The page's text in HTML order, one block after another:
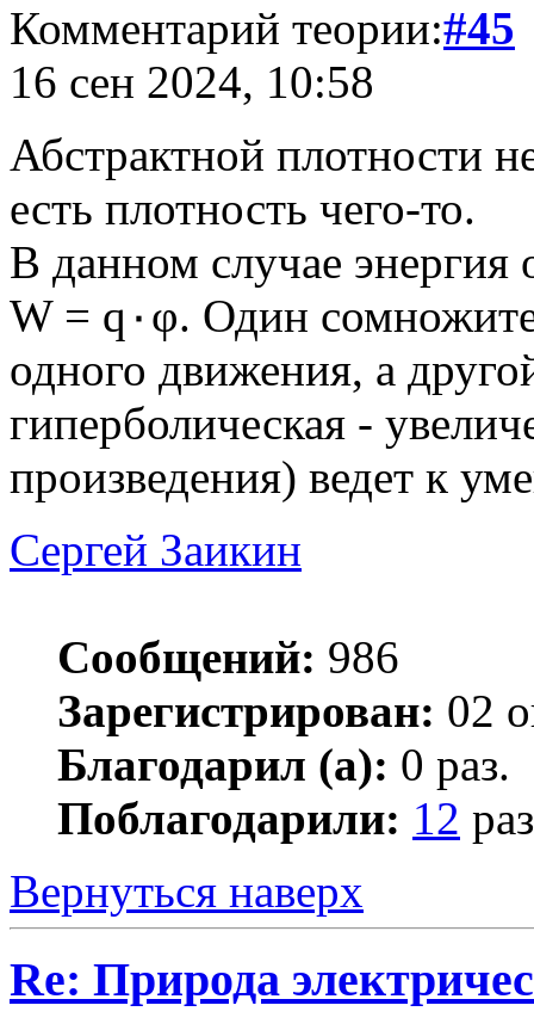
Комментарий теории:#45
16 сен 2024, 10:58
Абстрактной плотности
есть плотность чего-то.
В данном случае энергия
W = q٠φ. Один сомножитель характеризует плотность
одного движения, а
гиперболическая -
произведения) ведет к
Сергей Заикин
Сообщений: 986
Зарегистрирован: 02
Благодарил (а): 0 раз.
Поблагодарили: 12
Вернуться наверх
Re: Природа